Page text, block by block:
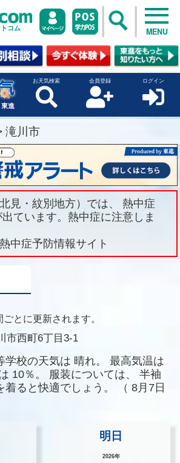
コム MENU
進
お天気検索 会員登録 ログイン
滝川市
見・紋別地方）では、 熱中症
ています。熱中症に注意しま
中症予防情報サイト
とに更新されます。
市西町6丁目3-1
学校の天気は 晴れ。
最高気温は
10％。 服装については、
半袖
着ると快適でしょう。
（ 8月7日
明日
2026年